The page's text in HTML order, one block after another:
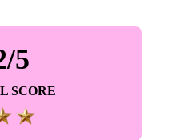
5
SCORE